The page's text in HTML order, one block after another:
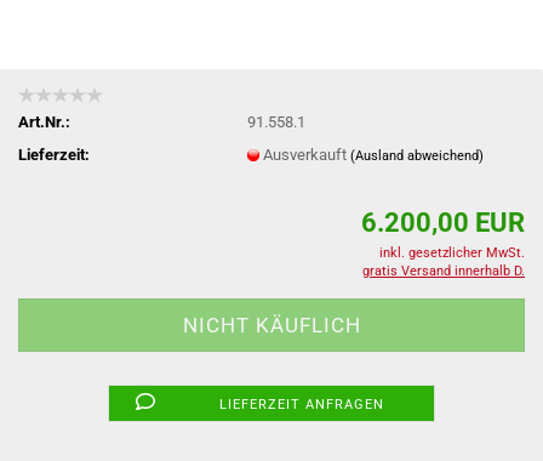
Art.Nr.:
91.558.1
Lieferzeit:
Ausverkauft(Ausland abweichend)
6.200,00 EUR
inkl. gesetzlicher MwSt.
gratis Versand innerhalb D.
LIEFERZEIT ANFRAGEN